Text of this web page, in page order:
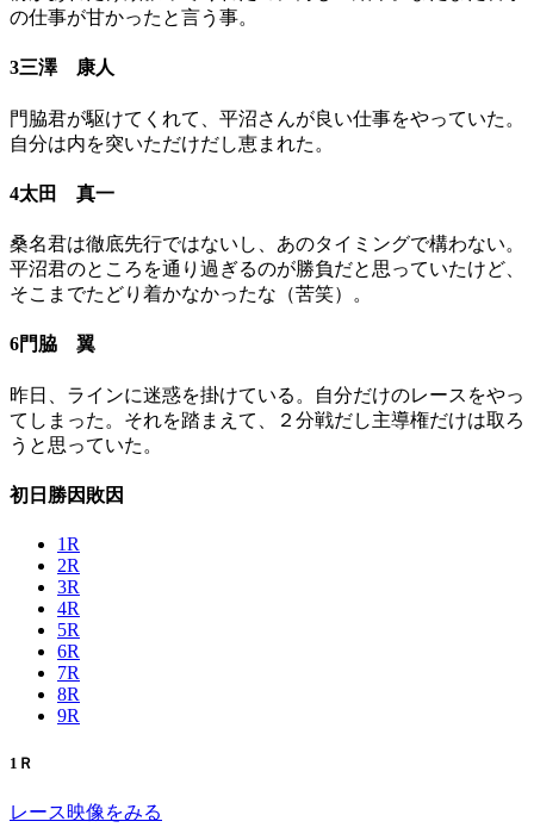
の仕事が甘かったと言う事。
3三澤 康人
門脇君が駆けてくれて、平沼さんが良い仕事をやっていた。
自分は内を突いただけだし恵まれた。
4太田 真一
桑名君は徹底先行ではないし、あのタイミングで構わない。
平沼君のところを通り過ぎるのが勝負だと思っていたけど、
そこまでたどり着かなかったな（苦笑）。
6門脇 翼
昨日、ラインに迷惑を掛けている。自分だけのレースをやっ
てしまった。それを踏まえて、２分戦だし主導権だけは取ろ
うと思っていた。
初日勝因敗因
1R
2R
3R
4R
5R
6R
7R
8R
9R
1Ｒ
レース映像をみる